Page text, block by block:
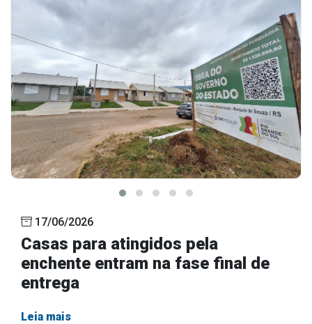
17/06/2026
Casas para atingidos pela
enchente entram na fase final de
entrega
Leia mais